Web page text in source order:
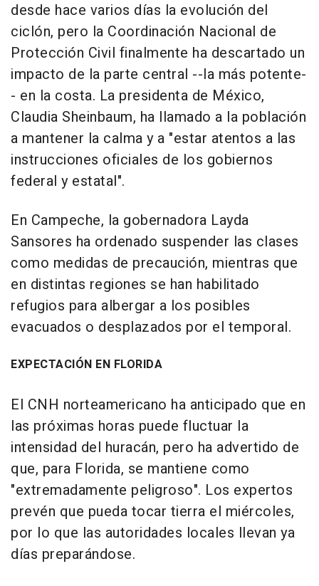
desde hace varios días la evolución del
ciclón, pero la Coordinación Nacional de
Protección Civil finalmente ha descartado un
impacto de la parte central --la más potente-
- en la costa. La presidenta de México,
Claudia Sheinbaum, ha llamado a la población
a mantener la calma y a "estar atentos a las
instrucciones oficiales de los gobiernos
federal y estatal".
En Campeche, la gobernadora Layda
Sansores ha ordenado suspender las clases
como medidas de precaución, mientras que
en distintas regiones se han habilitado
refugios para albergar a los posibles
evacuados o desplazados por el temporal.
EXPECTACIÓN EN FLORIDA
El CNH norteamericano ha anticipado que en
las próximas horas puede fluctuar la
intensidad del huracán, pero ha advertido de
que, para Florida, se mantiene como
"extremadamente peligroso". Los expertos
prevén que pueda tocar tierra el miércoles,
por lo que las autoridades locales llevan ya
días preparándose.